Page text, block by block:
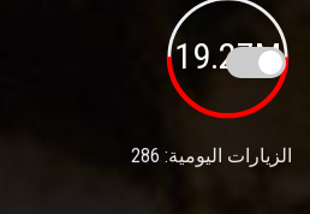
19.27M
الزيارات اليومية: 286